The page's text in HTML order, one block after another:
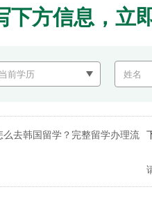
下方信息，立
去韩国留学？完整留学办理流